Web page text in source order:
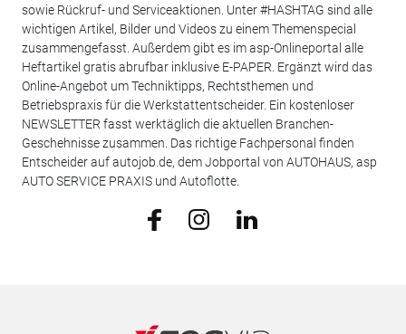
sowie Rückruf- und Serviceaktionen. Unter #HASHTAG sind alle
wichtigen Artikel, Bilder und Videos zu einem Themenspecial
zusammengefasst. Außerdem gibt es im asp-Onlineportal alle
Heftartikel gratis abrufbar inklusive E-PAPER. Ergänzt wird das
Online-Angebot um Techniktipps, Rechtsthemen und
Betriebspraxis für die Werkstattentscheider. Ein kostenloser
NEWSLETTER fasst werktäglich die aktuellen Branchen-
Geschehnisse zusammen. Das richtige Fachpersonal finden
Entscheider auf autojob.de, dem Jobportal von AUTOHAUS, asp
AUTO SERVICE PRAXIS und Autoflotte.